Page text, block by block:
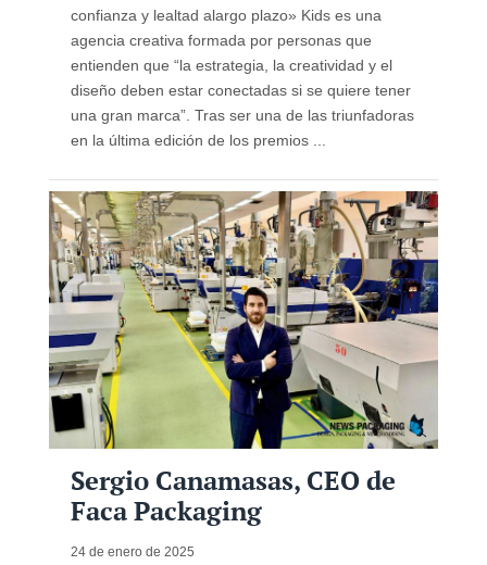
confianza y lealtad alargo plazo» Kids es una
agencia creativa formada por personas que
entienden que “la estrategia, la creatividad y el
diseño deben estar conectadas si se quiere tener
una gran marca”. Tras ser una de las triunfadoras
en la última edición de los premios ...
Sergio Canamasas, CEO de
Faca Packaging
24 de enero de 2025